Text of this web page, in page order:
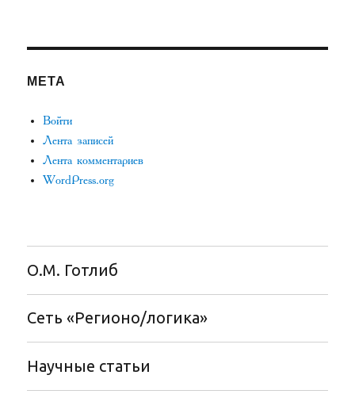
МЕТА
Войти
Лента записей
Лента комментариев
WordPress.org
О.М. Готлиб
Сеть «Регионо/логика»
Научные статьи